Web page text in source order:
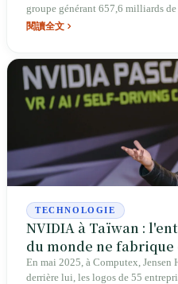
groupe générant 657,6 milliards
閱讀全文
TECHNOLOGIE
NVIDIA à Taïwan :
du monde ne
puce
En mai 2025, à Computex, Jensen
derrière lui, les logos de 55